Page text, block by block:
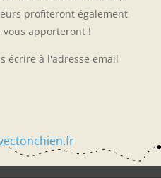
profiteront également
apporteront !
écrire à l'adresse email